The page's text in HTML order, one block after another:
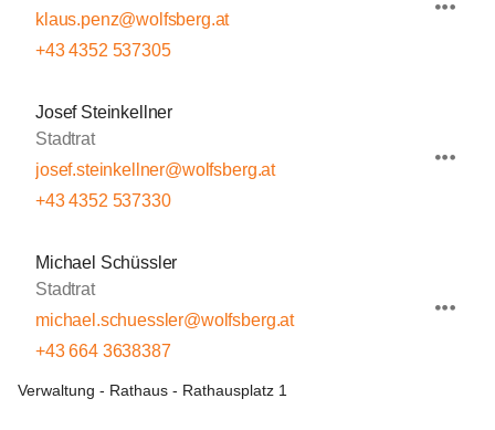
klaus.penz@wolfsberg.at
+43 4352 537305
Josef Steinkellner
Stadtrat
josef.steinkellner@wolfsberg.at
+43 4352 537330
Michael Schüssler
Stadtrat
michael.schuessler@wolfsberg.at
+43 664 3638387
Verwaltung - Rathaus - Rathausplatz 1